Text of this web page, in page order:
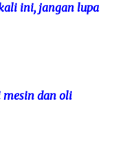
ini, jangan lupa
mesin dan oli